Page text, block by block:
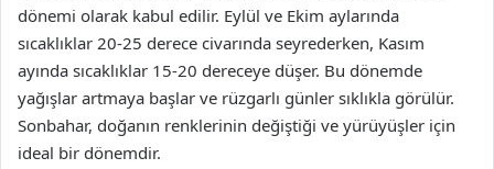
dönemi olarak kabul edilir. Eylül ve Ekim aylarında
sıcaklıklar 20-25 derece civarında seyrederken, Kasım
ayında sıcaklıklar 15-20 dereceye düşer. Bu dönemde
yağışlar artmaya başlar ve rüzgarlı günler sıklıkla görülür.
Sonbahar, doğanın renklerinin değiştiği ve yürüyüşler için
ideal bir dönemdir.